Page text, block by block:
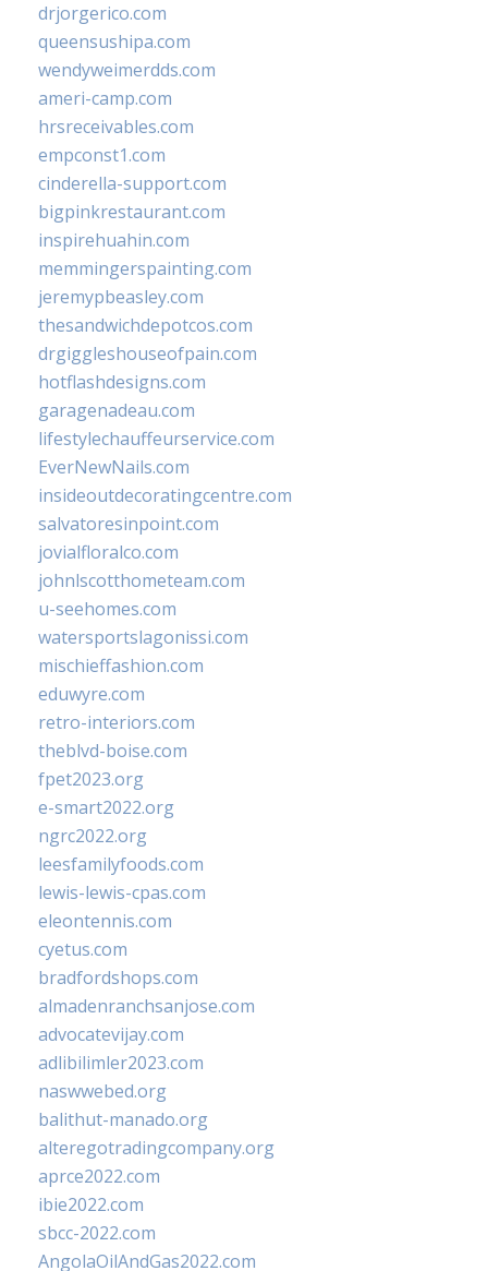
drjorgerico.com
queensushipa.com
wendyweimerdds.com
ameri-camp.com
hrsreceivables.com
empconst1.com
cinderella-support.com
bigpinkrestaurant.com
inspirehuahin.com
memmingerspainting.com
jeremypbeasley.com
thesandwichdepotcos.com
drgiggleshouseofpain.com
hotflashdesigns.com
garagenadeau.com
lifestylechauffeurservice.com
EverNewNails.com
insideoutdecoratingcentre.com
salvatoresinpoint.com
jovialfloralco.com
johnlscotthometeam.com
u-seehomes.com
watersportslagonissi.com
mischieffashion.com
eduwyre.com
retro-interiors.com
theblvd-boise.com
fpet2023.org
e-smart2022.org
ngrc2022.org
leesfamilyfoods.com
lewis-lewis-cpas.com
eleontennis.com
cyetus.com
bradfordshops.com
almadenranchsanjose.com
advocatevijay.com
adlibilimler2023.com
naswwebed.org
balithut-manado.org
alteregotradingcompany.org
aprce2022.com
ibie2022.com
sbcc-2022.com
AngolaOilAndGas2022.com